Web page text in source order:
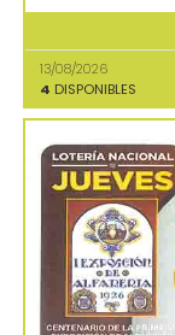
13/08/2026
4 DISPONIBLES